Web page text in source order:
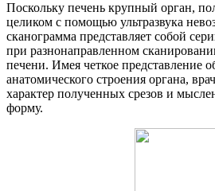
Поскольку печень крупный орган,
целиком с помощью ультразвука
сканограмма представляет собой
при разнонаправленном
печени. Имея четкое представление
анатомического строения органа,
характер полученных срезов и
форму.